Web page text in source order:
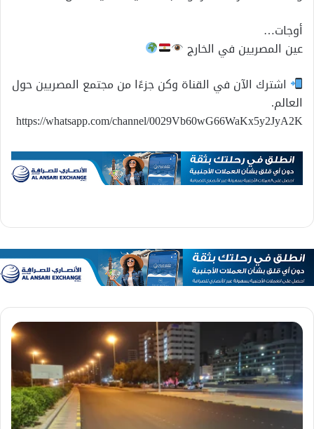
أوجات…
عين المصريين في الخارج
اشترك الآن في القناة وكن جزءًا من مجتمع المصريين حول
العالم.
https://whatsapp.com/channel/0029Vb60wG66WaKx5y2JyA2K